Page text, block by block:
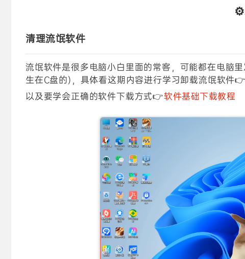
怎么选更稳：
以试试SpaceSniffer这类可视化工具。
关键一步：清理前一定要先打开“下载”文件夹检查
文件，别被一键清理误删了。
⚙️
清理流氓软件
流氓软件是很多电脑小白里面的常客，可能都在电脑
生在C盘的)，具体看这期内容进行学习卸载流氓软件👉
以及要学会正确的软件下载方式👉软件基础下载教程